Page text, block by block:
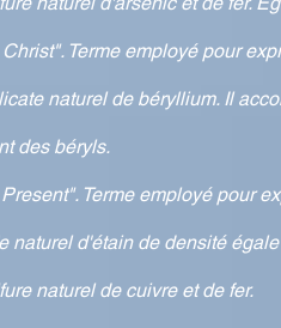
Terme employé pour
naturel de béryllium. Il
des béryls.
Terme employé pour
naturel d'étain de densité
naturel de cuivre et de fer.